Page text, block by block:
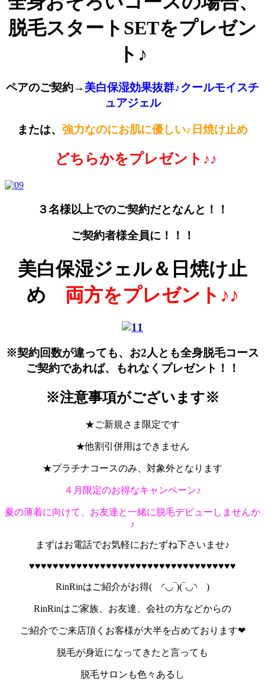
脱毛スタートSETをプレゼン
ト♪
ペアのご契約→ 美白保湿効果抜群♪クールモイスチ
ュアジェル
または、 強力なのにお肌に優しい♪日焼け止め
どちらかをプレゼント♪♪
３名様以上でのご契約だとなんと！！
ご契約者様全員に！！！
美白保湿ジェル＆日焼け止
め 両方をプレゼント♪♪
※契約回数が違っても、お2人とも全身脱毛コース
ご契約であれば、もれなくプレゼント！！
※注意事項がございます※
★ご新規さま限定です
★他割引併用はできません
★プラチナコースのみ、対象外となります
４月限定のお得なキャンペーン♪
夏の薄着に向けて、お友達と一緒に脱毛デビューしませんか
♪
まずはお電話でお気軽におたずね下さいませ♪
♥♥♥♥♥♥♥♥♥♥♥♥♥♥♥♥♥♥♥♥♥♥♥♥♥♥♥♥♥♥♥♥♥♥♥
RinRinはご紹介がお得( ◜◡‾)(‾◡◝ )
RinRinはご家族、お友達、会社の方などからの
ご紹介でご来店頂くお客様が大半を占めております❤
脱毛が身近になってきたと言っても
脱毛サロンも色々あるし